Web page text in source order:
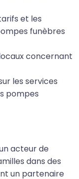
et les
funèbres
concernant
les services
pompes
acteur de
dans des
un partenaire